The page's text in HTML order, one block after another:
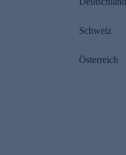
Schweiz
Österreich